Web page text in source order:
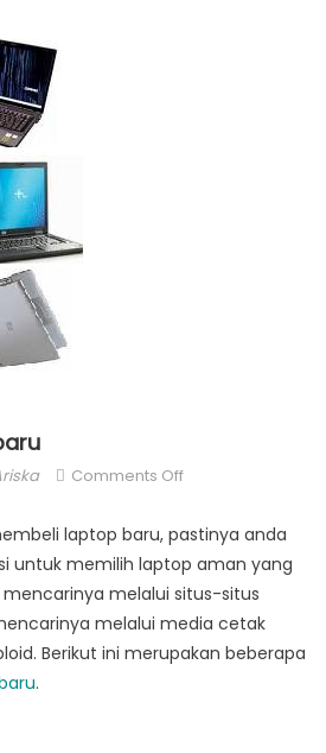
Comments Offon
Laptop
Terbaru
laptop baru, pastinya anda
untuk memilih laptop aman yang
melalui situs-situs
melalui media cetak
Berikut ini merupakan beberapa
.